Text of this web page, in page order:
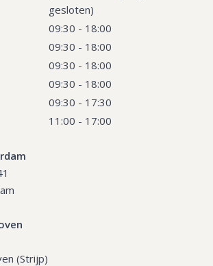
gesloten)
09:30 - 18:00
09:30 - 18:00
09:30 - 18:00
09:30 - 18:00
09:30 - 17:30
11:00 - 17:00
(Strijp)